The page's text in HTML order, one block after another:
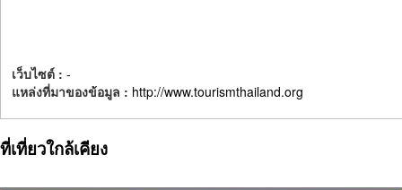
เว็บไซต์ : -
แหล่งที่มาของข้อมูล : http://www.tourismthailand.org
ที่เที่ยวใกล้เคียง